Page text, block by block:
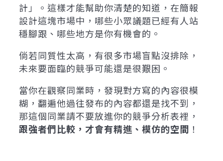
計」。這樣才能幫助你清楚的知道，在簡報
設計這塊市場中，哪些小眾議題已經有人站
穩腳跟、哪些地方是你有機會的。
倘若同質性太高，有很多市場盲點沒排除，
未來要面臨的競爭可能還是很艱困。
當你在觀察同業時，發現對方寫的內容很模
糊，翻遍他過往發布的內容都還是找不到，
那這個同業請不要放進你的競爭分析表裡，
跟強者們比較，才會有精進、模仿的空間 ！